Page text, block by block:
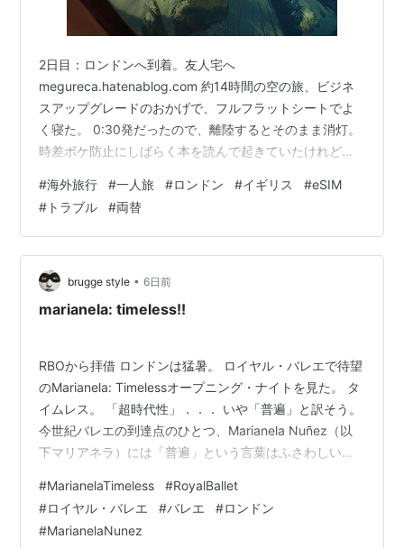
2日目：ロンドンへ到着。友人宅へ
megureca.hatenablog.com 約14時間の空の旅、ビジネ
スアップグレードのおかげで、フルフラットシートでよ
く寝た。 0:30発だったので、離陸するとそのまま消灯。
時差ボケ防止にしばらく本を読んで起きていたけれど、
の食事の時間に。しばらくは洋食が続くので、和食にし
ておいた。 食事中は、本は読めないので、映画の『プロ
ジェクト・ヘイル・メアリー』の最後の方だけ、復習す
るかのように鑑賞。やっぱり、よい話だ。 食後、しばら
く本を読んだけど、再び睡魔に襲われて、フルフラット
にして寝た。 気がついたら、残…
#海外旅行 #一人旅 #ロンドン #イギリス #eSIM
# トラブル #両替
brugge style • 6日前
marianela: timeless!!
RBOから拝借 ロンドンは猛暑。 ロイヤル・バレエで待望
のMarianela: Timelessオープニング・ナイトを見た。 タ
イムレス。 「超時代性」．．． いや「普遍」と訳そう。
今世紀バレエの到達点のひとつ、Marianela Nuñez（以
下マリアネラ）には「普遍」という言葉はふさわしい。
労働法の関係で１６歳になるまでスクールに所属し、そ
れから２８年。 待ちに待った彼女による彼女のための祭
典（ガラ）である。 もちろん素晴らしかったです！！ わ
#MarianelaTimeless #RoyalBallet
#ロイヤル・バレエ #バレエ #ロンドン
#MarianelaNunez